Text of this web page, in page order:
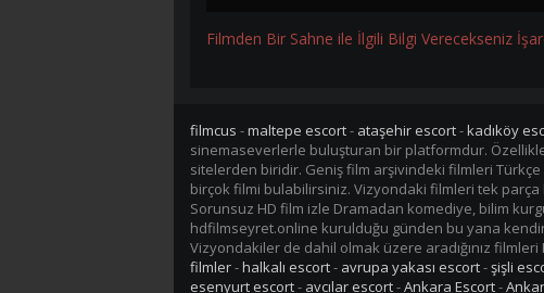
Filmden Bir Sahne ile İlgili Bilgi Verecekseniz
filmcus -maltepe escort- ataşehir escort-kadıköy
sinemaseverlerle buluşturan bir platformdur.
sitelerden biridir. Geniş film arşivindeki filmleri
birçok filmi bulabilirsiniz. Vizyondaki filmleri tek
Sorunsuz HD film izle Dramadan komediye, bilim
hdfilmseyret.online kurulduğu günden bu yana
Vizyondakiler de dahil olmak üzere aradığınız
filmler-halkalı escort- avrupa yakası escort-şişli
esenyurt escort- avcılar escort-Ankara Escort-